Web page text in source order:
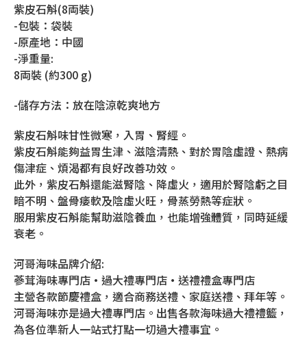
紫皮石斛(8両裝)
-包裝：袋裝
-原產地：中國
-淨重量:
8両裝 (約300 g)
-儲存方法：放在陰涼乾爽地方
紫皮石斛味甘性微寒，入胃、腎經。
紫皮石斛能夠益胃生津、滋陰清熱、對於胃陰虛證、熱病
傷津症、煩渴都有良好改善功效。
此外，紫皮石斛還能滋腎陰、降虛火，適用於腎陰虧之目
暗不明、盤骨痿軟及陰虛火旺，骨蒸勞熱等症狀。
服用紫皮石斛能幫助滋陰養血，也能增強體質，同時延緩
衰老。
河哥海味品牌介紹:
蔘茸海味專門店•過大禮專門店•送禮禮盒專門店
主營各款節慶禮盒，適合商務送禮、家庭送禮、拜年等。
河哥海味亦是過大禮專門店。出售各款海味過大禮禮籃，
為各位準新人一站式打點一切過大禮事宜。